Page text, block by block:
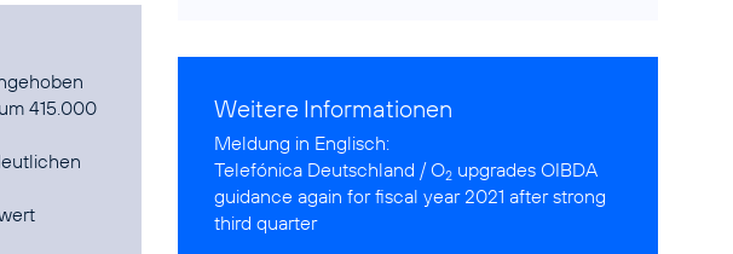
um 415.000
Weitere Informationen
Telefónica Deutschland / O2 upgrades OIBDA
guidance again for fiscal year 2021 after strong
third quarter